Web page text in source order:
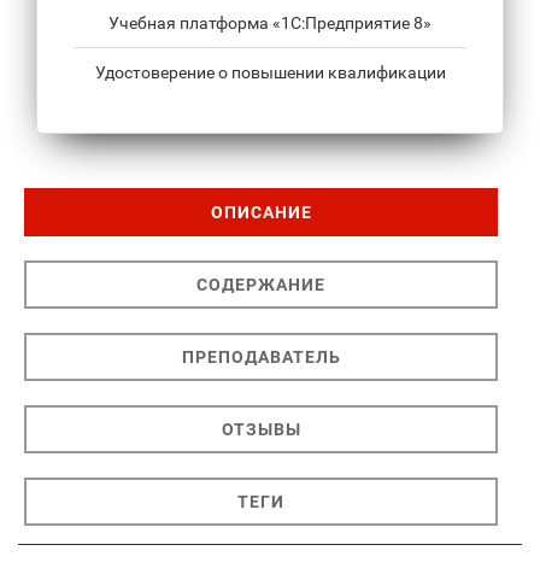
Учебная платформа «1С:Предприятие 8»
Удостоверение о повышении квалификации
ОПИСАНИЕ
СОДЕРЖАНИЕ
ПРЕПОДАВАТЕЛЬ
ОТЗЫВЫ
ТЕГИ